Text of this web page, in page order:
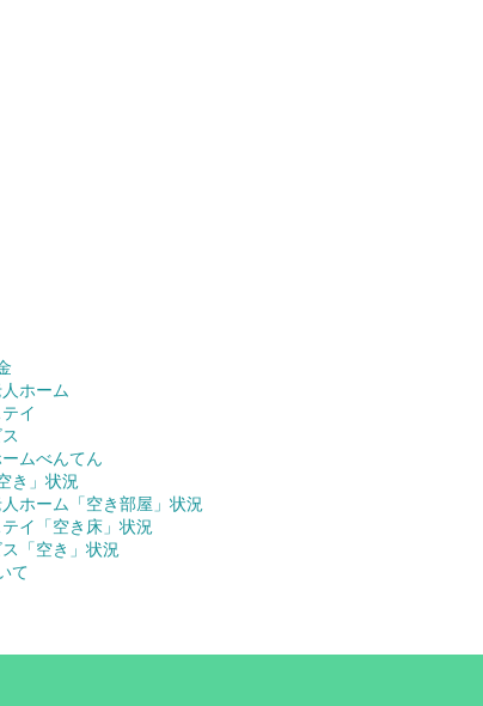
ホーム
イ
ムべんてん
き」状況
ホーム「空き部屋」状況
イ「空き床」状況
「空き」状況
て